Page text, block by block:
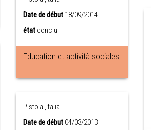
Date de début18/09/2014
état conclu
Education et actività sociales
Pistoia ,Italia
Date de début04/03/2013